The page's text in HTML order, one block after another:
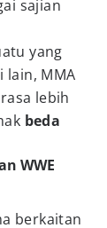
sajian
yang
lain, MMA
lebih
beda
WWE
berkaitan